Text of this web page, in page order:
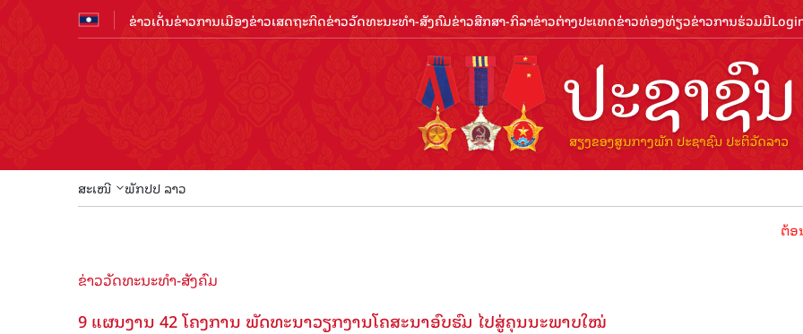
ຂ່າວເດັ່ນຂ່າວການເມືອງຂ່າວເສດຖະກິດຂ່າວວັດທະນະທຳ-ສັງຄົມຂ່າວສືກສາ-ກິລາຂ່າວຕ່າງປະເທດຂ່າວທ່ອງທ່ຽວຂ່າວການຮ່ວມມື
ສະເໜີ ພັກປປ ລາວ
ຕ້ອນຮັບປີທ່
ຂ່າວວັດທະນະທຳ-ສັງຄົມ
9 ແຜນງານ 42 ໂຄງການ ພັດທະນາວຽກງານໂຄສະນາອົບຮົມ ໄປສູ່ຄຸນນະພາບໃໝ່